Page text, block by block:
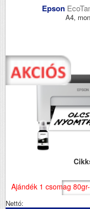
Epson
A4,
Ajándék 1 csomag
Nettó: